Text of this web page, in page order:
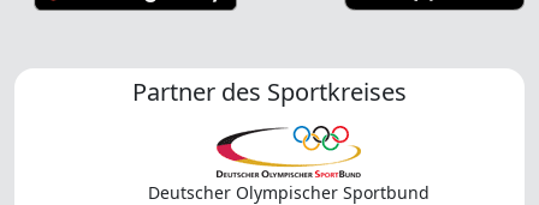
Partner des Sportkreises
Deutscher Olympischer Sportbund